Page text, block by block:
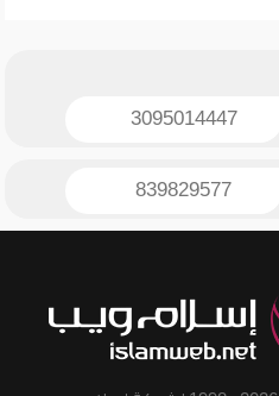
3095014447
839829577